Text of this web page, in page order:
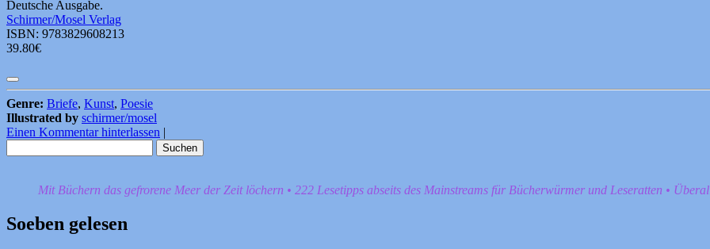
Deutsche Ausgabe.
Schirmer/Mosel Verlag
ISBN: 9783829608213
39.80€
Genre: Briefe, Kunst, Poesie
Illustrated by schirmer/mosel
Einen Kommentar hinterlassen |
nach:
Mit Büchern das gefrorene Meer der Zeit löchern • 222 Lesetipps abseits des Mainstreams für Bücherwürmer und Leseratten •
Soeben gelesen